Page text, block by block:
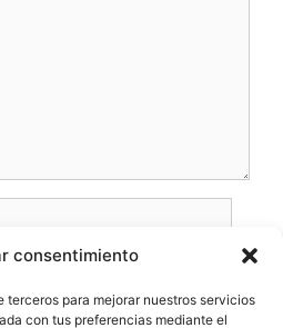
consentimiento
terceros para mejorar nuestros servicios
con tus preferencias mediante el